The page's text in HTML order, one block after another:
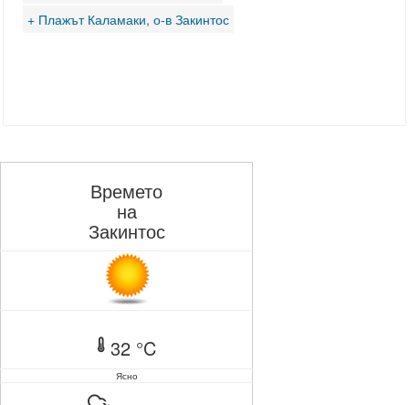
+ Плажът Каламаки, о-в Закинтос
Времето
на
Закинтос
32 °C
Ясно